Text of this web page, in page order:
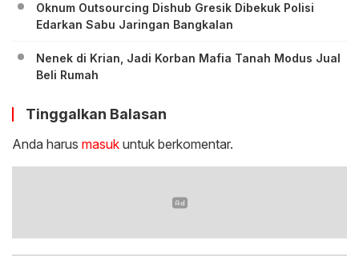
Oknum Outsourcing Dishub Gresik Dibekuk Polisi
Edarkan Sabu Jaringan Bangkalan
Nenek di Krian, Jadi Korban Mafia Tanah Modus Jual
Beli Rumah
Tinggalkan Balasan
Anda harus masuk untuk berkomentar.